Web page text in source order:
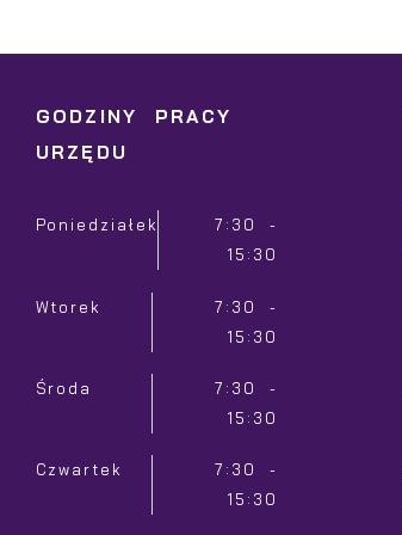
GODZINY PRACY
URZĘDU
Poniedziałek
7:30 -
15:30
Wtorek
7:30 -
15:30
Środa
7:30 -
15:30
Czwartek
7:30 -
15:30